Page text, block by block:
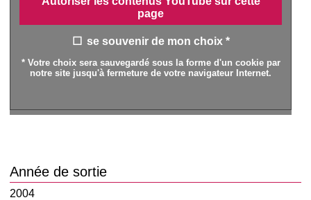
page
se souvenir de mon choix *
* Votre choix sera sauvegardé sous la forme d'un cookie par
notre site jusqu'à fermeture de votre navigateur Internet.
Année de sortie
2004